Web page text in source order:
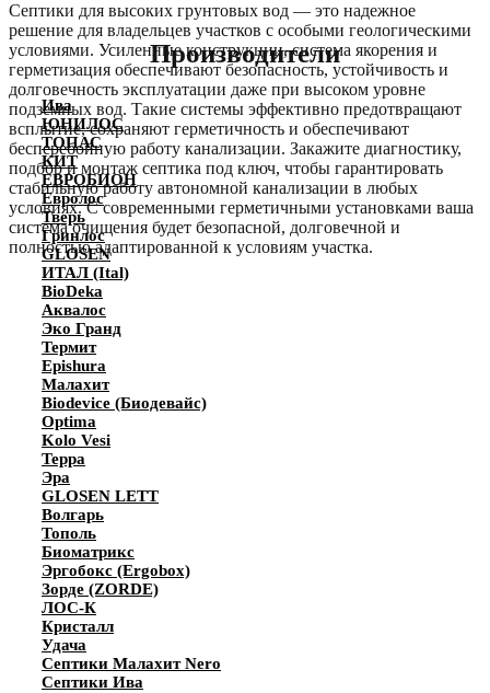
Септики для высоких грунтовых вод — это надежное
решение для владельцев участков с особыми геологическими
условиями. Усиленные конструкции, система якорения и
герметизация обеспечивают безопасность, устойчивость и
долговечность эксплуатации даже при высоком уровне
подземных вод. Такие системы эффективно предотвращают
всплытие, сохраняют герметичность и обеспечивают
бесперебойную работу канализации. Закажите диагностику,
подбор и монтаж септика под ключ, чтобы гарантировать
стабильную работу автономной канализации в любых
условиях. С современными герметичными установками ваша
система очищения будет безопасной, долговечной и
полностью адаптированной к условиям участка.
Производители
Ива
ЮНИЛОС
ТОПАС
КИТ
ЕВРОБИОН
Евролос
Тверь
Гринлос
GLOSEN
ИТАЛ (Ital)
BioDeka
Аквалос
Эко Гранд
Термит
Epishura
Малахит
Biodevice (Биодевайс)
Optima
Kolo Vesi
Терра
Эра
GLOSEN LETT
Волгарь
Тополь
Биоматрикс
Эргобокс (Ergobox)
Зорде (ZORDE)
ЛОС-К
Кристалл
Удача
Септики Малахит Nero
Септики Ива